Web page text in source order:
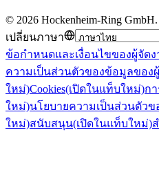
© 2026 Hockenheim-Ring GmbH.
เปลี่ยนภาษา
ข้อกำหนดและเงื่อนไขของผู้จัดง
ความเป็นส่วนตัวของข้อมูลของ
ใหม่)Cookies(เปิดในแท็บใหม่)ก
ใหม่)นโยบายความเป็นส่วนตัว
ใหม่)สนับสนุน(เปิดในแท็บใหม่)